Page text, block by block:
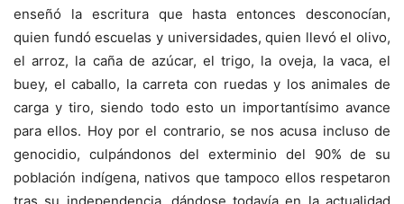
enseñó la escritura que hasta entonces desconocían,
quien fundó escuelas y universidades, quien llevó el olivo,
el arroz, la caña de azúcar, el trigo, la oveja, la vaca, el
buey, el caballo, la carreta con ruedas y los animales de
carga y tiro, siendo todo esto un importantísimo avance
para ellos. Hoy por el contrario, se nos acusa incluso de
genocidio, culpándonos del exterminio del 90% de su
población indígena, nativos que tampoco ellos respetaron